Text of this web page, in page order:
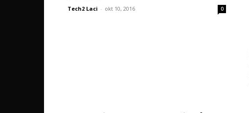
Tech2 Laci - okt 10, 2016 0